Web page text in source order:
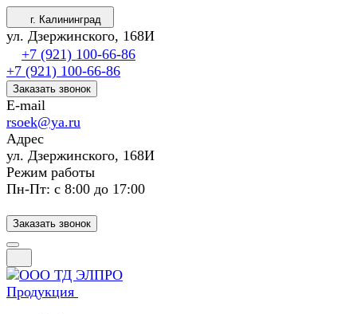
г. Калининград
ул. Дзержинского, 168И
+7 (921) 100-66-86
+7 (921) 100-66-86
Заказать звонок
E-mail
rsoek@ya.ru
Адрес
ул. Дзержинского, 168И
Режим работы
Пн-Пт: с 8:00 до 17:00
Заказать звонок
Продукция